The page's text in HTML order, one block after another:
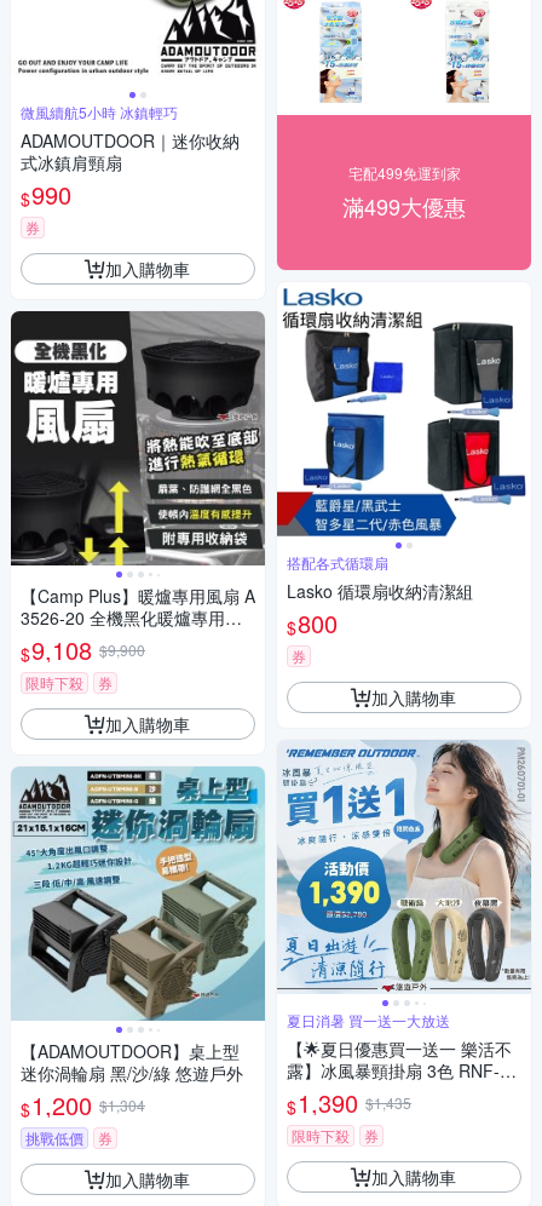
微風續航5小時 冰鎮輕巧
ADAMOUTDOOR｜迷你收納
式冰鎮肩頸扇
$990
券
加入購物車
【Camp Plus】暖爐專用風扇 A
3526-20 全機黑化暖爐專用風
扇 熱對流風扇 登山 露營 悠遊
戶外
$9,108 $9,900
限時下殺
券
加入購物車
【ADAMOUTDOOR】桌上型
迷你渦輪扇 黑/沙/綠 悠遊戶外
$1,200 $1,304
挑戰低價
券
加入購物車
宅配499免運到家
滿499大優惠
搭配各式循環扇
Lasko 循環扇收納清潔組
$800
券
加入購物車
夏日消暑 買一送一大放送
【🌟夏日優惠買一送一 樂活不
露】冰風暴頸掛扇 3色 RNF-01
B.G.S 掛脖扇 頸掛風扇 製冷風
扇 掛脖風扇 隨身風扇 便攜風扇
悠遊戶外
$1,390 $1,435
限時下殺
券
加入購物車